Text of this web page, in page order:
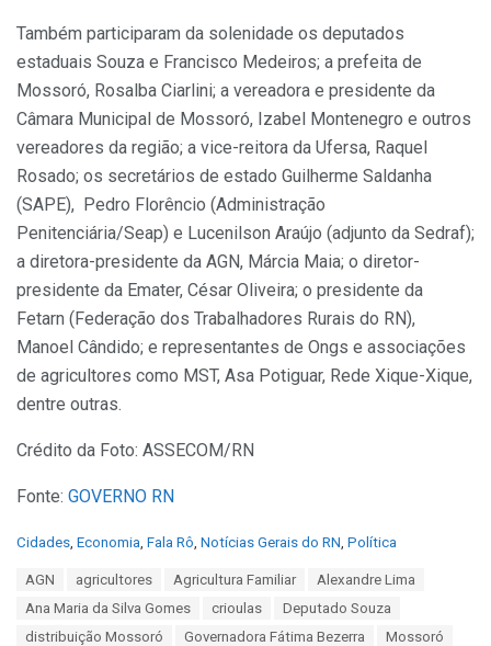
Também participaram da solenidade os deputados
estaduais Souza e Francisco Medeiros; a prefeita de
Mossoró, Rosalba Ciarlini; a vereadora e presidente da
Câmara Municipal de Mossoró, Izabel Montenegro e outros
vereadores da região; a vice-reitora da Ufersa, Raquel
Rosado; os secretários de estado Guilherme Saldanha
(SAPE), Pedro Florêncio (Administração
Penitenciária/Seap) e Lucenilson Araújo (adjunto da Sedraf);
a diretora-presidente da AGN, Márcia Maia; o diretor-
presidente da Emater, César Oliveira; o presidente da
Fetarn (Federação dos Trabalhadores Rurais do RN),
Manoel Cândido; e representantes de Ongs e associações
de agricultores como MST, Asa Potiguar, Rede Xique-Xique,
dentre outras.
Crédito da Foto: ASSECOM/RN
Fonte: GOVERNO RN
C
Cidades, Economia, Fala Rô, Notícias Gerais do RN, Política
AGN agricultores Agricultura Familiar
Alexandre Lima
Ana Maria da Silva Gomes
crioulas
Deputado Souza
distribuição Mossoró
Governadora Fátima Bezerra
Mossoró